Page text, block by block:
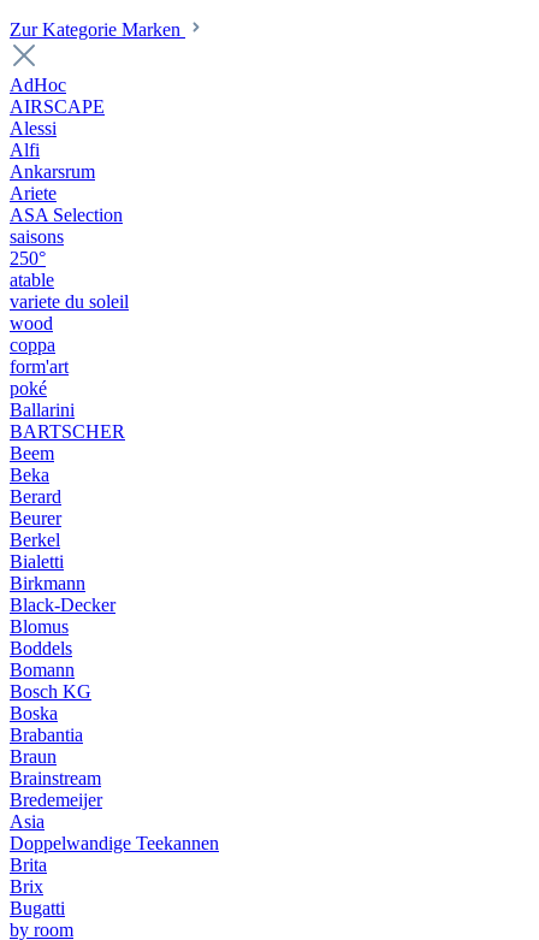
Zur Kategorie Marken
AdHoc
AIRSCAPE
Alessi
Alfi
Ankarsrum
Ariete
ASA Selection
saisons
250°
atable
variete du soleil
wood
coppa
form'art
poké
Ballarini
BARTSCHER
Beem
Beka
Berard
Beurer
Berkel
Bialetti
Birkmann
Black-Decker
Blomus
Boddels
Bomann
Bosch KG
Boska
Brabantia
Braun
Brainstream
Bredemeijer
Asia
Doppelwandige Teekannen
Brita
Brix
Bugatti
by room